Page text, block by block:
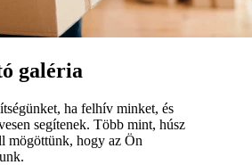
galéria
ha felhív minket, és
segítenek. Több mint, húsz
mögöttünk, hogy az Ön